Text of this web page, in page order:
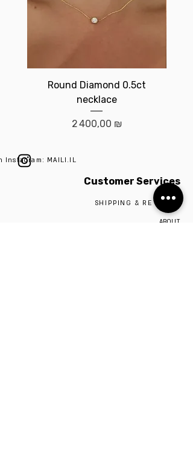
Round Diamond 0.5ct
necklace
Prix
2 400,00 ₪
Customer Services
SHIPPING & RETURNS
ABOUT
Instagram: MAILI.IL